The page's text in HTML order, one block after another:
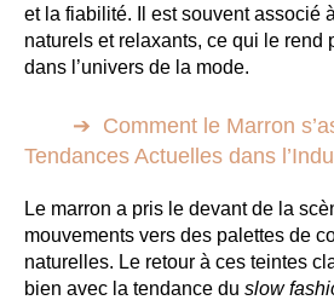
et la fiabilité. Il est souvent associé
naturels et relaxants, ce qui le rend
dans l’univers de la mode.
Comment le Marron
Tendances Actuelles dans
Le marron a pris le devant de la
mouvements vers des palettes de
naturelles. Le retour à ces teintes
bien avec la tendance du slow